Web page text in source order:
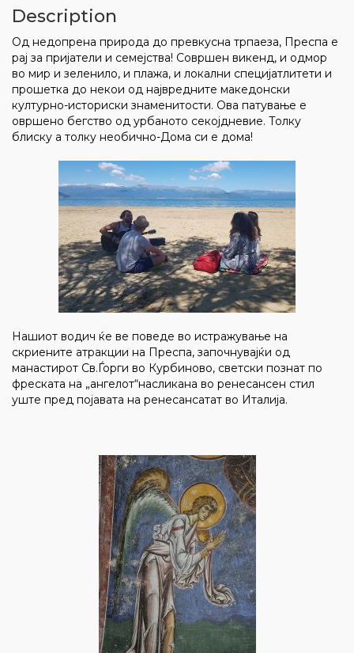
Description
Од недопрена природа до превкусна трпаеза, Преспа е
рај за пријатели и семејства! Совршен викенд, и одмор
во мир и зеленило, и плажа, и локални специјатлитети и
прошетка до некои од највредните македонски
културно-историски знаменитости. Ова патување е
овршено бегство од урбаното секојдневие. Толку
блиску а толку необично-Дома си е дома!
Нашиот водич ќе ве поведе во истражување на
скриените атракции на Преспа, започнувајќи од
манастирот Св.Ѓорги во Курбиново, светски познат по
фреската на „ангелот“насликана во ренесансен стил
уште пред појавата на ренесансатат во Италија.